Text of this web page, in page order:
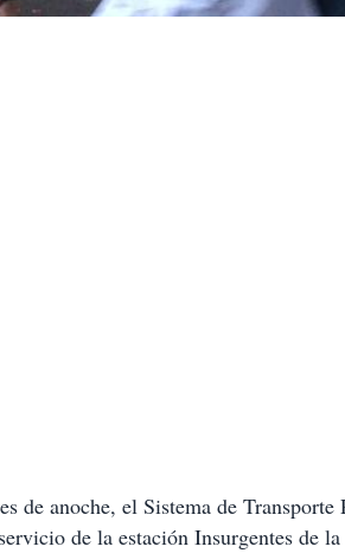
de anoche, el Sistema de
de la estación Insurgentes de